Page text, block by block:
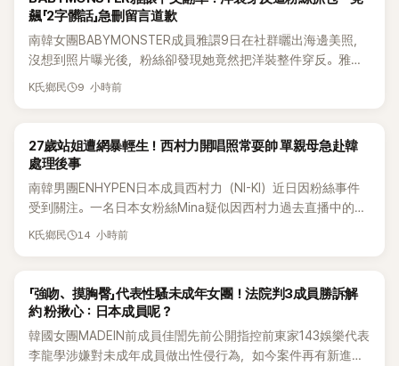
飆「2字髒話」急刪留言道歉
南韓女團BABYMONSTER成員雅譞9日在社群曬出海邊美照，
沒想到照片曝光後，粉絲卻發現她竟然把洋裝整件穿反。雅譞
看到提醒後，立刻用中文回應，沒想到一句話卻因用詞太過粗
K氏鄉民 9 小時前
K-POP
27歲站姐遭網暴輕生！西村力開唱照常耍帥 單親母急赴韓
處理後事
南韓男團ENHYPEN日本成員西村力（NI-KI）近日因粉絲事件
受到關注。一名日本女粉絲Mina疑似因西村力過去直播中的言
論遭外界解讀，進而捲入網路爭議，承受大量負面留言。日前
K氏鄉民 14 小時前
K-POP
「強吻、摸胸臀」代表性騷未成年女團！法院判3成員勝訴解
約 粉揪心：日本成員呢？
韓國女團MADEIN前成員佳誾先前公開指控前東家143娛樂代表
李龍學涉嫌對未成年成員做出性侵行為，如今案件再有新進